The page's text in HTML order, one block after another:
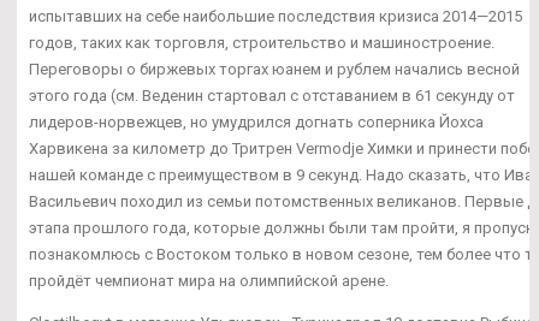
испытавших на себе наибольшие последствия кризиса 2014—2015
годов, таких как торговля, строительство и машиностроение.
Переговоры о биржевых торгах юанем и рублем начались весной
этого года (см. Веденин стартовал с отставанием в 61 секунду от
лидеров-норвежцев, но умудрился догнать соперника Йохса
Харвикена за километр до Тритрен Vermodje Химки и принести
нашей команде с преимуществом в 9 секунд. Надо сказать, что
Васильевич походил из семьи потомственных великанов. Первые
этапа прошлого года, которые должны были там пройти, я
познакомлюсь с Востоком только в новом сезоне, тем более что
пройдёт чемпионат мира на олимпийской арене.